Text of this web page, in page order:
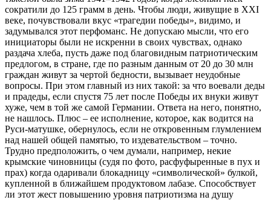
сократили до 125 грамм в день. Чтобы люди, живущие в XXI
веке, почувствовали вкус «трагедии победы», видимо, и
задумывался этот перфоманс. Не допускаю мысли, что его
инициаторы были не искренни в своих чувствах, однако
раздача хлеба, пусть даже под благовидным патриотическим
предлогом, в стране, где по разным данным от 20 до 30 млн
граждан живут за чертой бедности, вызывает неудобные
вопросы. При этом главный из них такой: за что воевали деды
и прадеды, если спустя 75 лет после Победы их внуки живут
хуже, чем в той же самой Германии. Ответа на него, понятно,
не нашлось. Плюс – ее исполнение, которое, как водится на
Руси-матушке, обернулось, если не откровенным глумлением
над нашей общей памятью, то издевательством – точно.
Трудно предположить, о чем думали, например, некие
крымские чиновницы (судя по фото, расфуфыренные в пух и
прах) когда одаривали блокадницу «символической» булкой,
купленной в ближайшем продуктовом лабазе. Способствует
ли этот жест повышению уровня патриотизма на душу